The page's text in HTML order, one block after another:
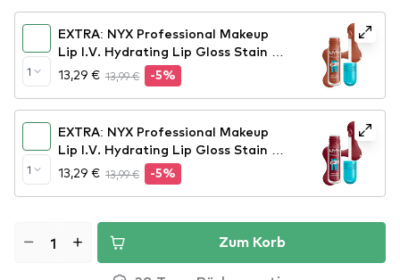
1
EXTRA: NYX Professional Makeup
Lip I.V. Hydrating Lip Gloss Stain -
01 Caramel Drip
13,29 € 13,99 € -5%
1
EXTRA: NYX Professional Makeup
Lip I.V. Hydrating Lip Gloss Stain -
09 Blush Rush
13,29 € 13,99 € -5%
Zum Korb